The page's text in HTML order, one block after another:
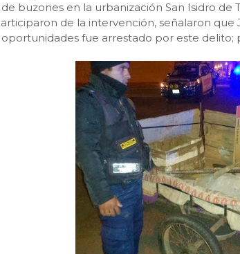
buzones en la urbanización San Isidro de
de la intervención, señalaron que
oportunidades fue arrestado por este